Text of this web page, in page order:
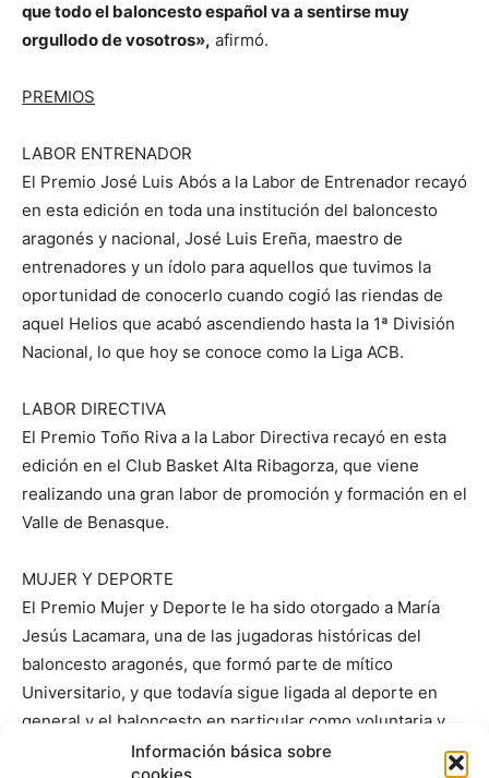
Información básica sobre
que todo el baloncesto español va a sentirse muy
orgullodo de vosotros», afirmó.
PREMIOS
LABOR ENTRENADOR
El Premio José Luis Abós a la Labor de Entrenador recayó
en esta edición en toda una institución del baloncesto
aragonés y nacional, José Luis Ereña, maestro de
entrenadores y un ídolo para aquellos que tuvimos la
oportunidad de conocerlo cuando cogió las riendas de
aquel Helios que acabó ascendiendo hasta la 1ª División
Nacional, lo que hoy se conoce como la Liga ACB.
LABOR DIRECTIVA
El Premio Toño Riva a la Labor Directiva recayó en esta
edición en el Club Basket Alta Ribagorza, que viene
realizando una gran labor de promoción y formación en el
Valle de Benasque.
MUJER Y DEPORTE
El Premio Mujer y Deporte le ha sido otorgado a María
Jesús Lacamara, una de las jugadoras históricas del
baloncesto aragonés, que formó parte de mítico
Universitario, y que todavía sigue ligada al deporte en
general y el baloncesto en particular como voluntaria y
entrenando en la actividad +QBasket Salud.